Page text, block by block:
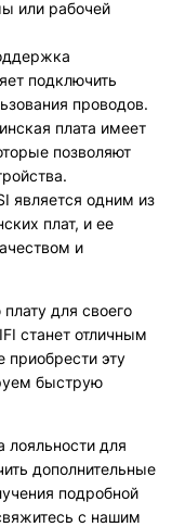
или рабочей
подключить
проводов.
плата имеет
позволяют
является одним из
плат, и ее
и
для своего
станет отличным
эту
быструю
лояльности для
дополнительные
подробной
с нашим